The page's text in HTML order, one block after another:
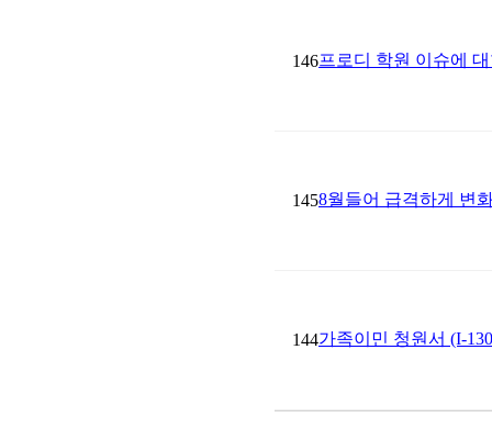
146프로디 학원 이슈에
1458월들어 급격하게 변
144가족이민 청원서 (I-